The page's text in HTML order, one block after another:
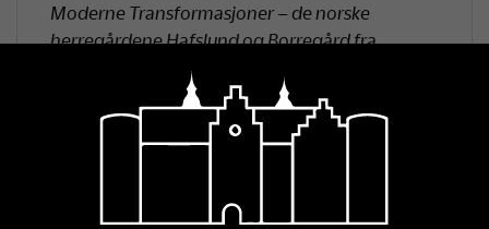
Moderne Transformasjoner – de norske
herregårdene Hafslund og Borregård fra
adelsgårder til industrisentere
Stattholder Ulrik Frederik Gyldenløves residens